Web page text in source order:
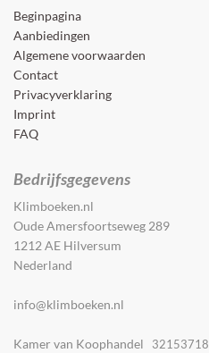
Beginpagina
Aanbiedingen
Algemene voorwaarden
Contact
Privacyverklaring
Imprint
FAQ
Bedrijfsgegevens
Klimboeken.nl
Oude Amersfoortseweg 289
1212 AE Hilversum
Nederland
info@klimboeken.nl
Kamer van Koophandel 32153718